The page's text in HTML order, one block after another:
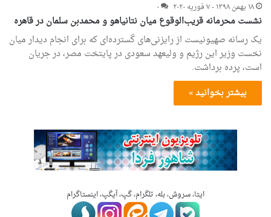
۱۸ بهمن ۱۳۹۸ - ۷ فوریه ۲۰۲۰
۰
نشست محرمانه قریب‌الوقوع میان نتانیاهو و محمدبن سلمان در قاهره
یک رسانه صهیونیست از رایزنی‌های گسترده‌ای که برای انجام دیدار میان
نخست وزیر این رژیم و ولیعهد سعودی در پایتخت مصر، در جریان
است، پرده برداشت.
بیشتر بخوانید »
ایتا، سروش، بله، تلگرام، گپ، آیگپ، اینستاگرام